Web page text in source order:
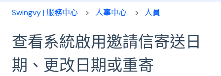
Swingvy | 服務中心 人事中心 人員
查看系統啟用邀請信寄送日
期、更改日期或重寄